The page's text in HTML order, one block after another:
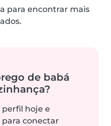
para encontrar mais
de babá
hoje e
conectar